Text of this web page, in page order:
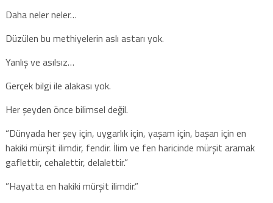
Daha neler neler…
Düzülen bu methiyelerin aslı astarı yok.
Yanlış ve asılsız…
Gerçek bilgi ile alakası yok.
Her şeyden önce bilimsel değil.
“Dünyada her şey için, uygarlık için, yaşam için, başarı için en
hakiki mürşit ilimdir, fendir. İlim ve fen haricinde mürşit aramak
gaflettir, cehalettir, delalettir.”
”Hayatta en hakiki mürşit ilimdir.”